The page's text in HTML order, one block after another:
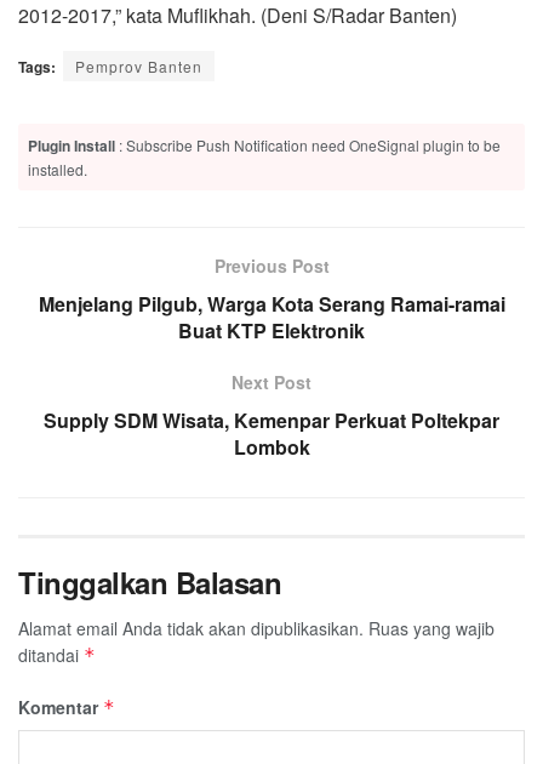
2012-2017,” kata Muflikhah. (Deni S/Radar Banten)
Tags: Pemprov Banten
Plugin Install : Subscribe Push Notification need OneSignal plugin to be
installed.
Previous Post
Menjelang Pilgub, Warga Kota Serang Ramai-ramai
Buat KTP Elektronik
Next Post
Supply SDM Wisata, Kemenpar Perkuat Poltekpar
Lombok
Tinggalkan Balasan
Alamat email Anda tidak akan dipublikasikan. Ruas yang wajib
ditandai *
Komentar *